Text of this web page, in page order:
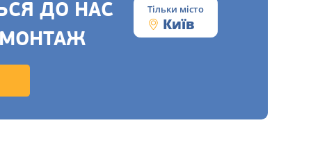
ДО НАС
Тільки місто
Київ